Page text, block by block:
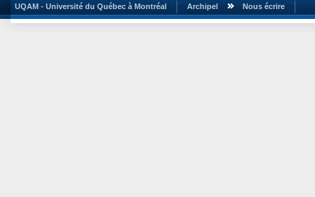
UQAM - Université du Québec à Montréal Archipel Nous écrire